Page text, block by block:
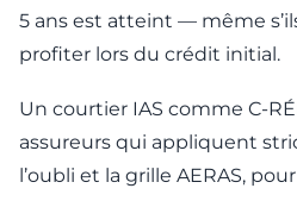
5 ans est atteint — même
profiter lors du crédit initial.
Un courtier IAS comme C-
assureurs qui appliquent
l’oubli et la grille AERAS,